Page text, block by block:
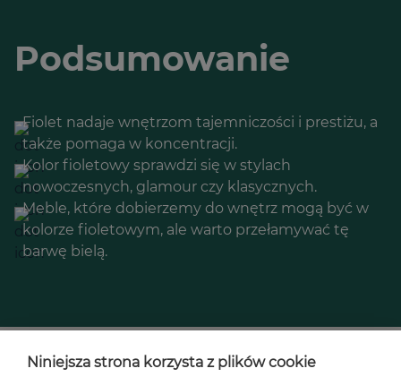
Podsumowanie
Fiolet nadaje wnętrzom tajemniczości i prestiżu, a
także pomaga w koncentracji.
Kolor fioletowy sprawdzi się w stylach
nowoczesnych, glamour czy klasycznych.
Meble, które dobierzemy do wnętrz mogą być w
kolorze fioletowym, ale warto przełamywać tę
barwę bielą.
Niniejsza strona korzysta z plików cookie